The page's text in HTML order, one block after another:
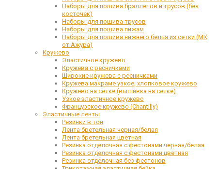
Наборы для пошива браллетов и трусов (без
косточек)
Наборы для пошива трусов
Наборы для пошива пижам
Наборы для пошива нижнего белья из сетки (МК
от Ажура)
Кружево
Эластичное кружево
Кружева с ресничками
Широкие кружева с ресничками
Кружева макраме узкое, хлопковое кружево
Кружево на сетке (вышивка на сетке)
Узкое эластичное кружево
Французское кружево (Chantilly)
Эластичные ленты
Резинки в тон
Лента бретельная черная/белая
Лента бретельная цветная
Резинка отделочная с фестонами черная/белая
Резинка отделочная с фестонами цветная
Резинка отделочная без фестонов